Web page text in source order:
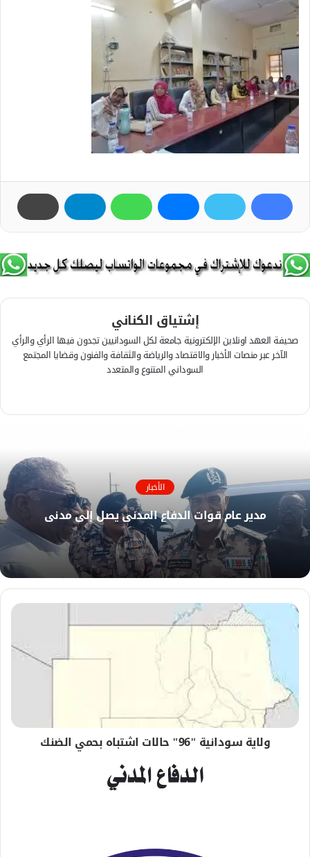
إشتياق الكناني
صحيفة العهد اونلاين الإلكترونية جامعة لكل السودانيين تجدون فيها الرأي والرأي
الآخر عبر منصات الأخبار والاقتصاد والرياضة والثقافة والفنون وقضايا المجتمع
السوداني المتنوع والمتعدد
م
ا
ل
و
ي
ب
ك
الأخبار
مدير عام قوات الدفاع المدني يصل إلى مدني
ولاية سودانية "96" حالات اشتباه بحمي الضنك